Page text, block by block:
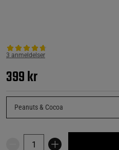
3 anmeldelser
399 kr
Peanuts & Cocoa